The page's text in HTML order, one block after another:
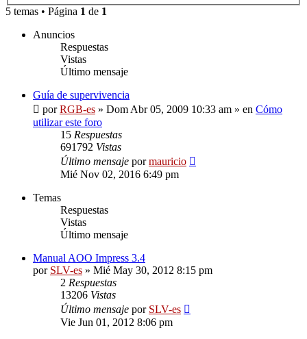
5 temas • Página 1 de 1
Anuncios
Respuestas
Vistas
Último mensaje
Guía de supervivencia
porRGB-es » Dom Abr 05, 2009 10:33 am » en Cómo
utilizar este foro
15 Respuestas
691792 Vistas
Último mensaje pormauricio
Mié Nov 02, 2016 6:49 pm
Temas
Respuestas
Vistas
Último mensaje
Manual AOO Impress 3.4
por SLV-es » Mié May 30, 2012 8:15 pm
2 Respuestas
13206 Vistas
Último mensaje por SLV-es
Vie Jun 01, 2012 8:06 pm